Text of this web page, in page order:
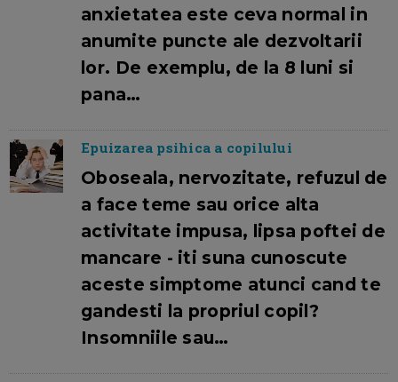
anxietatea este ceva normal in
anumite puncte ale dezvoltarii
lor. De exemplu, de la 8 luni si
pana…
Epuizarea psihica a copilului
Oboseala, nervozitate, refuzul de
a face teme sau orice alta
activitate impusa, lipsa poftei de
mancare - iti suna cunoscute
aceste simptome atunci cand te
gandesti la propriul copil?
Insomniile sau…